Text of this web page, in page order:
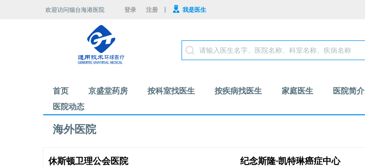
欢迎访问烟台海港医院 登录 注册 | 我是医生
首页 京盛堂药房 按科室找医生 按疾病找医生 家庭医生 医院简介
医院动态
海外医院
休斯顿卫理公会医院 纪念斯隆-凯特琳癌症中心